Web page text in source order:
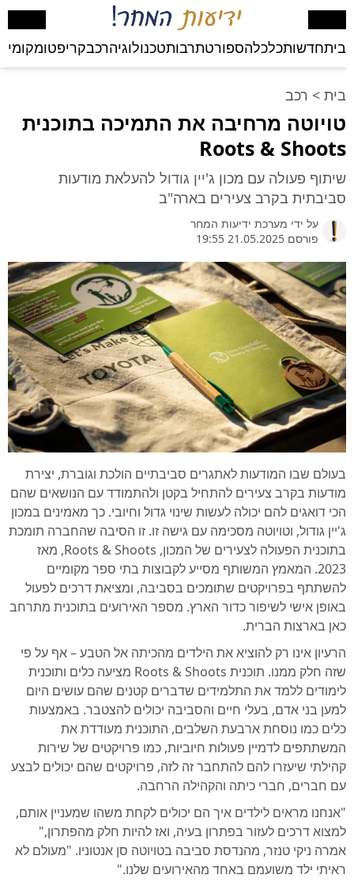
ביתחדשותכלכלהספורטתרבותטכנולוגיהרכבקריפטומקומי
בית > רכב
טויוטה מרחיבה את התמיכה בתוכנית
Roots & Shoots
שיתוף פעולה עם מכון ג'יין גודול להעלאת מודעות
סביבתית בקרב צעירים בארה"ב
על ידי מערכת ידיעות המחר
פורסם 21.05.2025 19:55
בעולם שבו המודעות לאתגרים סביבתיים הולכת וגוברת, יצירת
מודעות בקרב צעירים להתחיל בקטן ולהתמודד עם הנושאים שהם
הכי דואגים להם יכולה לעשות שינוי גדול וחיובי. כך מאמינים במכון
ג'יין גודול, וטויוטה מסכימה עם גישה זו. זו הסיבה שהחברה תומכת
בתוכנית הפעולה לצעירים של המכון, Roots & Shoots, מאז
2023. המאמץ המשותף מסייע לקבוצות בתי ספר מקומיים
להשתתף בפרויקטים שתומכים בסביבה, ומציאת דרכים לפעול
באופן אישי לשיפור כדור הארץ. מספר האירועים בתוכנית מתרחב
כאן בארצות הברית.
הרעיון אינו רק להוציא את הילדים מהכיתה אל הטבע – אף על פי
שזה חלק ממנו. תוכנית Roots & Shoots מציעה כלים ותוכנית
לימודים ללמד את התלמידים שדברים קטנים שהם עושים היום
למען בני אדם, בעלי חיים והסביבה יכולים להצטבר. באמצעות
כלים כמו נוסחת ארבעת השלבים, התוכנית מעודדת את
המשתתפים לדמיין פעולות חיוביות, כמו פרויקטים של שירות
קהילתי שיעזרו להם להתחבר זה לזה, פרויקטים שהם יכולים לבצע
עם חברים, חברי כיתה והקהילה הרחבה.
"אנחנו מראים לילדים איך הם יכולים לקחת משהו שמעניין אותם,
למצוא דרכים לעזור בפתרון בעיה, ואז להיות חלק מהפתרון,"
אמרה ניקי טנזר, מהנדסת סביבה בטויוטה סן אנטוניו. "מעולם לא
ראיתי ילד משועמם באחד מהאירועים שלנו."